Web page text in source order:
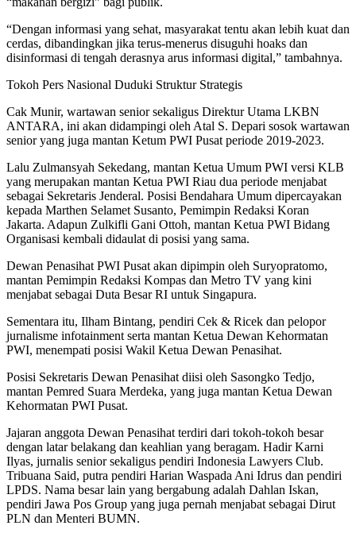
“Dengan informasi yang sehat, masyarakat tentu akan lebih kuat dan
cerdas, dibandingkan jika terus-menerus disuguhi hoaks dan
disinformasi di tengah derasnya arus informasi digital,” tambahnya.
Tokoh Pers Nasional Duduki Struktur Strategis
Cak Munir, wartawan senior sekaligus Direktur Utama LKBN
ANTARA, ini akan didampingi oleh Atal S. Depari sosok wartawan
senior yang juga mantan Ketum PWI Pusat periode 2019-2023.
Lalu Zulmansyah Sekedang, mantan Ketua Umum PWI versi KLB
yang merupakan mantan Ketua PWI Riau dua periode menjabat
sebagai Sekretaris Jenderal. Posisi Bendahara Umum dipercayakan
kepada Marthen Selamet Susanto, Pemimpin Redaksi Koran
Jakarta. Adapun Zulkifli Gani Ottoh, mantan Ketua PWI Bidang
Organisasi kembali didaulat di posisi yang sama.
Dewan Penasihat PWI Pusat akan dipimpin oleh Suryopratomo,
mantan Pemimpin Redaksi Kompas dan Metro TV yang kini
menjabat sebagai Duta Besar RI untuk Singapura.
Sementara itu, Ilham Bintang, pendiri Cek & Ricek dan pelopor
jurnalisme infotainment serta mantan Ketua Dewan Kehormatan
PWI, menempati posisi Wakil Ketua Dewan Penasihat.
Posisi Sekretaris Dewan Penasihat diisi oleh Sasongko Tedjo,
mantan Pemred Suara Merdeka, yang juga mantan Ketua Dewan
Kehormatan PWI Pusat.
Jajaran anggota Dewan Penasihat terdiri dari tokoh-tokoh besar
dengan latar belakang dan keahlian yang beragam. Hadir Karni
Ilyas, jurnalis senior sekaligus pendiri Indonesia Lawyers Club.
Tribuana Said, putra pendiri Harian Waspada Ani Idrus dan pendiri
LPDS. Nama besar lain yang bergabung adalah Dahlan Iskan,
pendiri Jawa Pos Group yang juga pernah menjabat sebagai Dirut
PLN dan Menteri BUMN.